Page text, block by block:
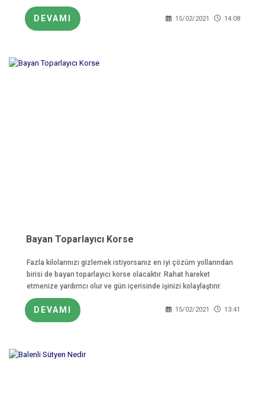
DEVAMI 15/02/2021 14:08
Bayan Toparlayıcı Korse
Fazla kilolarınızı gizlemek istiyorsanız en iyi çözüm yollarından
birisi de bayan toparlayıcı korse olacaktır. Rahat hareket
etmenize yardımcı olur ve gün içerisinde işinizi kolaylaştırır.
DEVAMI 15/02/2021 13:41